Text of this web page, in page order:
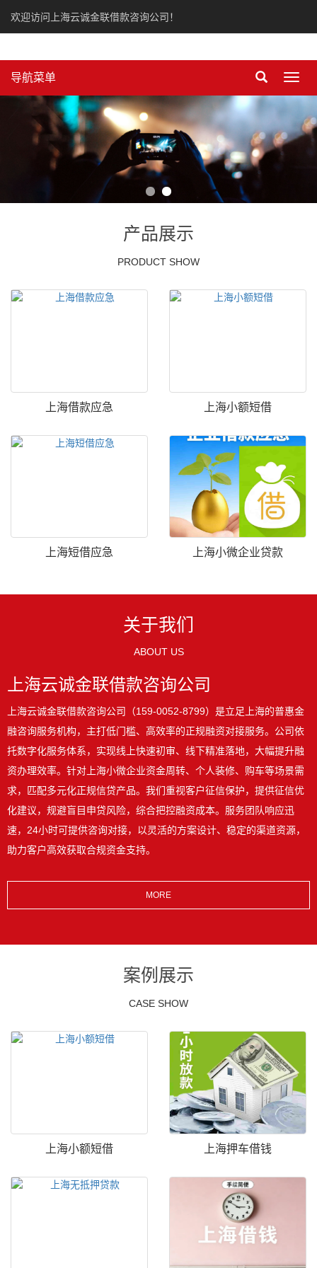
欢迎访问上海云诚金联借款咨询公司！
导航菜单
产品展示
PRODUCT SHOW
上海借款应急 上海小额短借
上海短借应急 上海小微企业贷款
关于我们
ABOUT US
上海云诚金联借款咨询公司
上海云诚金联借款咨询公司（159-0052-8799）是立足上海的普惠金
融咨询服务机构，主打低门槛、高效率的正规融资对接服务。公司依
托数字化服务体系，实现线上快速初审、线下精准落地，大幅提升融
资办理效率。针对上海小微企业资金周转、个人装修、购车等场景需
求，匹配多元化正规信贷产品。我们重视客户征信保护，提供征信优
化建议，规避盲目申贷风险，综合把控融资成本。服务团队响应迅
速，24小时可提供咨询对接，以灵活的方案设计、稳定的渠道资源，
助力客户高效获取合规资金支持。
MORE
案例展示
CASE SHOW
上海小额短借 上海押车借钱